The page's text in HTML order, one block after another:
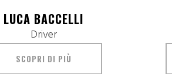
LUCA BACCELLI
Driver
SCOPRI DI PIÙ